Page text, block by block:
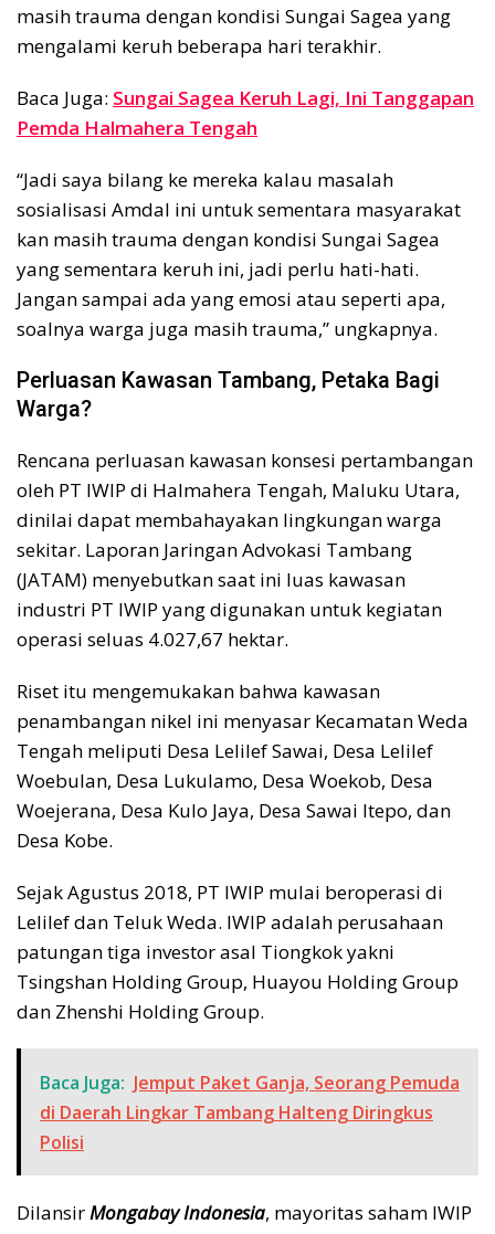
masih trauma dengan kondisi Sungai Sagea yang
mengalami keruh beberapa hari terakhir.
Baca Juga: Sungai Sagea Keruh Lagi, Ini Tanggapan
Pemda Halmahera Tengah
“Jadi saya bilang ke mereka kalau masalah
sosialisasi Amdal ini untuk sementara masyarakat
kan masih trauma dengan kondisi Sungai Sagea
yang sementara keruh ini, jadi perlu hati-hati.
Jangan sampai ada yang emosi atau seperti apa,
soalnya warga juga masih trauma,” ungkapnya.
Perluasan Kawasan Tambang, Petaka Bagi
Warga?
Rencana perluasan kawasan konsesi pertambangan
oleh PT IWIP di Halmahera Tengah, Maluku Utara,
dinilai dapat membahayakan lingkungan warga
sekitar. Laporan Jaringan Advokasi Tambang
(JATAM) menyebutkan saat ini luas kawasan
industri PT IWIP yang digunakan untuk kegiatan
operasi seluas 4.027,67 hektar.
Riset itu mengemukakan bahwa kawasan
penambangan nikel ini menyasar Kecamatan Weda
Tengah meliputi Desa Lelilef Sawai, Desa Lelilef
Woebulan, Desa Lukulamo, Desa Woekob, Desa
Woejerana, Desa Kulo Jaya, Desa Sawai Itepo, dan
Desa Kobe.
Sejak Agustus 2018, PT IWIP mulai beroperasi di
Lelilef dan Teluk Weda. IWIP adalah perusahaan
patungan tiga investor asal Tiongkok yakni
Tsingshan Holding Group, Huayou Holding Group
dan Zhenshi Holding Group.
Baca Juga: Jemput Paket Ganja, Seorang Pemuda
di Daerah Lingkar Tambang Halteng Diringkus
Polisi
DilansirMongabay Indonesia, mayoritas saham IWIP